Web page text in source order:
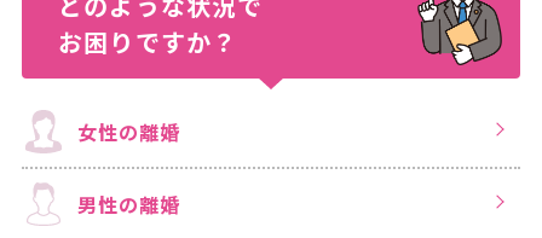
お困りですか？
女性の離婚
男性の離婚